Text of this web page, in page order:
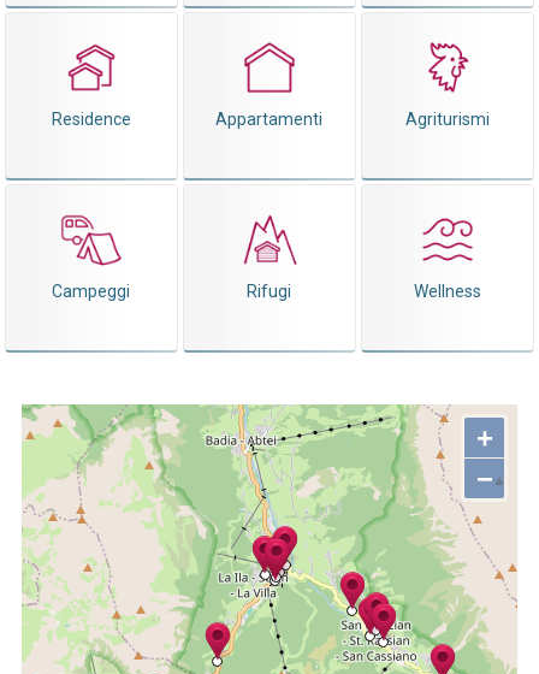
Residence Appartamenti Agriturismi
Campeggi Rifugi Wellness
+
−